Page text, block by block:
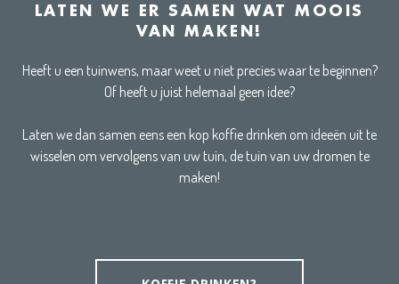
LATEN WE ER SAMEN WAT MOOIS
VAN MAKEN!
Heeft u een tuinwens, maar weet u niet precies waar te beginnen?
Of heeft u juist helemaal geen idee?
Laten we dan samen eens een kop koffie drinken om ideeën uit te
wisselen om vervolgens van uw tuin, de tuin van uw dromen te
maken!